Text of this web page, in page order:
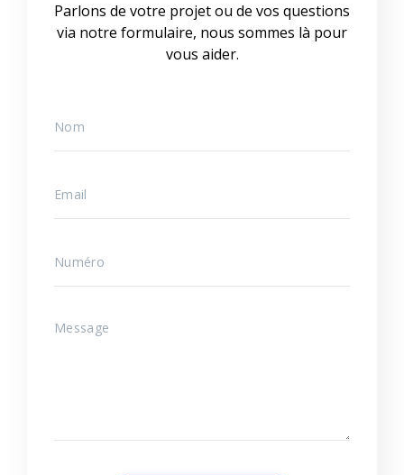
Parlons de votre projet ou de vos questions
via notre formulaire, nous sommes là pour
vous aider.